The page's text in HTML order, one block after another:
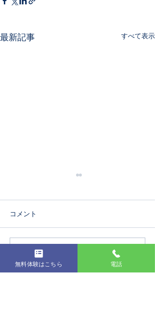
最新記事 すべて表示
第19回発表会
コメント
コメントを追加…
無料体験はこちら 電話